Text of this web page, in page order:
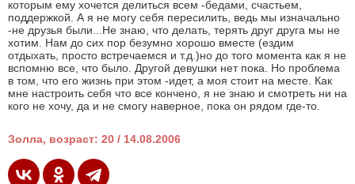
которым ему хочется делиться всем -бедами, счастьем,
поддержкой. А я не могу себя пересилить, ведь мы изначально
-не друзья были...Не знаю, что делать, терять друг друга мы не
хотим. Нам до сих пор безумно хорошо вместе (ездим
отдыхать, просто встречаемся и т.д.)но до того момента как я не
вспомню все, что было. Другой девушки нет пока. Но проблема
в том, что его жизнь при этом -идет, а моя стоит на месте. Как
мне настроить себя что все кончено, я не знаю и смотреть ни на
кого не хочу, да и не смогу наверное, пока он рядом где-то.
Золла, возраст: 20 / 14.08.2006